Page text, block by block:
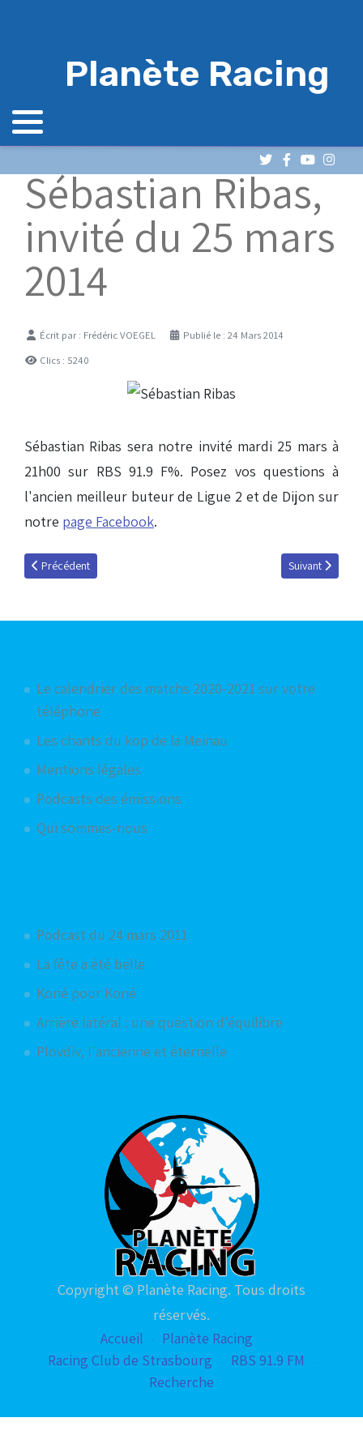
Planète Racing
Sébastian Ribas,
invité du 25 mars
2014
DétailsÉcrit par : Frédéric VOEGEL
Publié le : 24 Mars 2014
Clics : 5240
Sébastian Ribas sera notre invité mardi 25 mars à
21h00 sur RBS 91.9 F%. Posez vos questions à
l'ancien meilleur buteur de Ligue 2 et de Dijon sur
notre page Facebook.
Article précédent : Sébastian Ribas : « On ne doute pas ! »
Précédent Article suivant :
Suivant
Le calendrier des matchs 2020-2021 sur votre
téléphone
Les chants du kop de la Meinau
Mentions légales
Podcasts des émissions
Qui sommes-nous
Podcast du 24 mars 2011
La fête a été belle
Koné pour Koné
Arrière latéral : une question d'équilibre
Plovdiv, l'ancienne et éternelle
Copyright © Planète Racing. Tous droits
réservés.
Accueil
Planète Racing
Racing Club de Strasbourg
RBS 91.9 FM
Recherche